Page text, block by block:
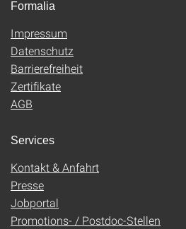
Formalia
Impressum
Datenschutz
Barrierefreiheit
Zertifikate
AGB
Services
Kontakt & Anfahrt
Presse
Jobportal
Promotions- / Postdoc-Stellen